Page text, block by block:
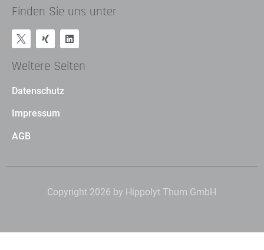
Finden Sie uns unter
Weitere Seiten
Datenschutz
Impressum
AGB
Copyright 2026 by Hippolyt Thum GmbH